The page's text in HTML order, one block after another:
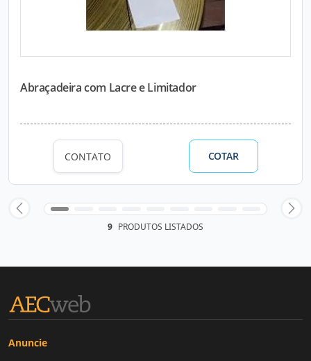
Abraçadeira com Lacre e Limitador
CONTATO COTAR
9 PRODUTOS LISTADOS
Anuncie